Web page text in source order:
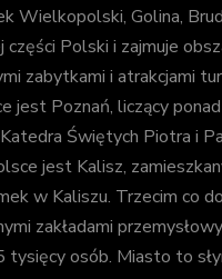
Wielkopolski, Golina,
Polski i zajmuje
i atrakcjami
Poznań, liczący
Świętych Piotra i
jest Kalisz,
w Kaliszu. Trzecim
zakładami
osób. Miasto to